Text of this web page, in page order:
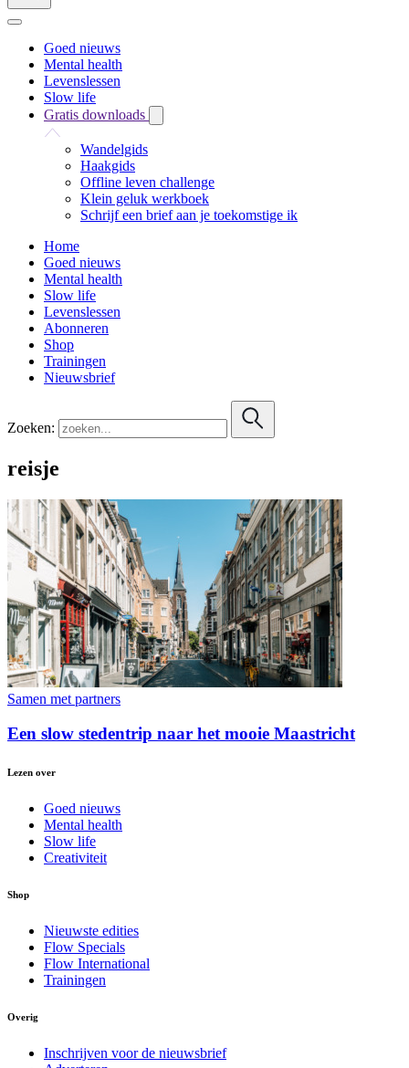
Goed nieuws
Mental health
Levenslessen
Slow life
Gratis downloads
Wandelgids
Haakgids
Offline leven challenge
Klein geluk werkboek
Schrijf een brief aan je toekomstige ik
Home
Goed nieuws
Mental health
Slow life
Levenslessen
Abonneren
Shop
Trainingen
Nieuwsbrief
Zoeken:
reisje
Samen met partners
Een slow stedentrip naar het mooie Maastricht
Lezen over
Goed nieuws
Mental health
Slow life
Creativiteit
Shop
Nieuwste edities
Flow Specials
Flow International
Trainingen
Overig
Inschrijven voor de nieuwsbrief